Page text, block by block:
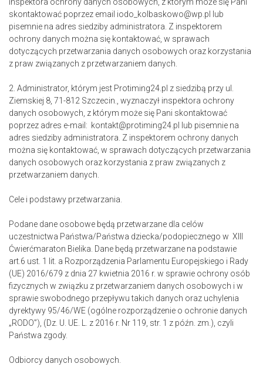
skontaktować poprzez email iodo_kolbaskowo@wp.pl lub
pisemnie na adres siedziby administratora. Z inspektorem
ochrony danych można się kontaktować, w sprawach
dotyczących przetwarzania danych osobowych oraz korzystania
z praw związanych z przetwarzaniem danych.
2. Administrator, którym jest Protiming24.pl z siedzibą przy ul.
Ziemskiej 8, 71-812 Szczecin., wyznaczył inspektora ochrony
danych osobowych, z którym może się Pani skontaktować
poprzez adres e-mail: kontakt@protiming24.pl lub pisemnie na
adres siedziby administratora. Z inspektorem ochrony danych
można się kontaktować, w sprawach dotyczących przetwarzania
danych osobowych oraz korzystania z praw związanych z
przetwarzaniem danych.
Cele i podstawy przetwarzania.
Podane dane osobowe będą przetwarzane dla celów
uczestnictwa Państwa/Państwa dziecka/podopiecznego w XIII
Ćwierćmaraton Bielika. Dane będą przetwarzane na podstawie
art.6 ust. 1 lit. a Rozporządzenia Parlamentu Europejskiego i Rady
(UE) 2016/679 z dnia 27 kwietnia 2016 r. w sprawie ochrony osób
fizycznych w związku z przetwarzaniem danych osobowych i w
sprawie swobodnego przepływu takich danych oraz uchylenia
dyrektywy 95/46/WE (ogólne rozporządzenie o ochronie danych
„RODO”), (Dz. U. UE. L. z 2016 r. Nr 119, str. 1 z późn. zm.), czyli
Państwa zgody.
Odbiorcy danych osobowych.